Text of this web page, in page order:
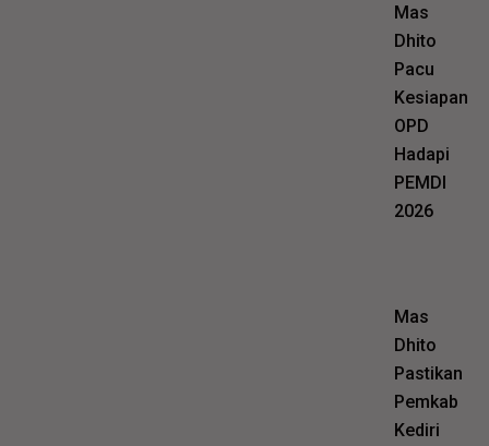
Mas
Dhito
Pacu
Kesiapan
OPD
Hadapi
PEMDI
2026
Mas
Dhito
Pastikan
Pemkab
Kediri